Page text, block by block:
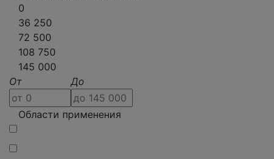
0
36 250
72 500
108 750
145 000
От
До
Области применения